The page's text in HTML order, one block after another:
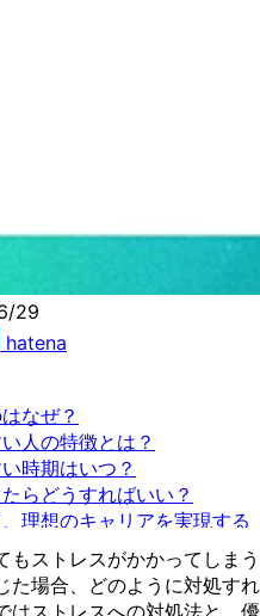
29
hatena
なぜ？
人の特徴とは？
時期はいつ？
らどうすればいい？
理想のキャリアを実現する
トレスを軽減できる？
な転職を実現しよう！
ストレスがかかってしまう
た場合、どのように対処すれ
はストレスへの対処法と、優